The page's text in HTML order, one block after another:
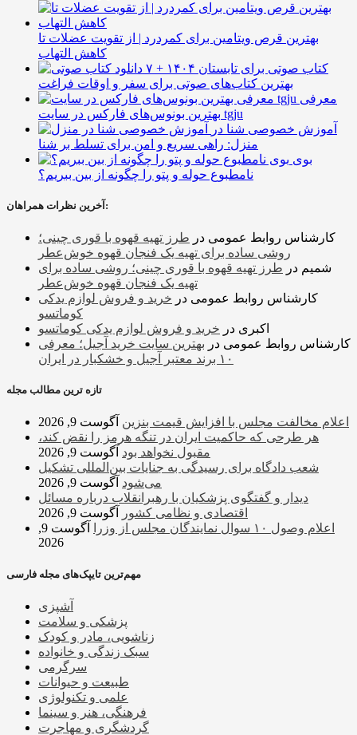
بهترین قرص ویتامین برای کمردرد | از تقویت عضلات تا
کاهش التهاب
۷ کتاب صوتی برای تابستان ۱۴۰۴ +
بهترین کتاب‌های صوتی برای سفر و اوقات فراغت
معرفی
بهترین بونوس‌های فارکس در سایت tgju
آموزش خصوصی شنا در
منزل: راهی سریع و امن برای تسلط بر شنا
بوی
نامطبوع حوله و پتو را چگونه از بین ببریم؟
آخرین نظرات همراهان:
کارشناس روابط عمومی در طرز تهیه قهوه با قوری چینی؛
روشی ساده برای تهیه یک فنجان قهوه خوش‌عطر
شمیم در طرز تهیه قهوه با قوری چینی؛ روشی ساده برای
تهیه یک فنجان قهوه خوش‌عطر
کارشناس روابط عمومی در خرید و فروش لوازم یدکی
کوماتسو
اکبری در خرید و فروش لوازم یدکی کوماتسو
کارشناس روابط عمومی در بهترین سایت خرید آجیل؛ معرفی
۱۰ برند معتبر آجیل و خشکبار در ایران
تازه ترین مطالب مجله
اعلام مخالفت مجلس با افزایش قیمت بنزین آگوست 9, 2026
هر طرحی که حاکمیت ایران در تنگه هرمز را نقض کند،
مقبول نخواهد بود آگوست 9, 2026
شعب دادگاه برای رسیدگی به جنایات بین‌المللی تشکیل
می‌شود آگوست 9, 2026
دیدار و گفتگوی پزشکیان با رهبرانقلاب درباره مسائل
اقتصادی و نظامی کشور
آگوست 9, 2026
اعلام وصول ۱۰ سوال نمایندگان مجلس از وزرا
آگوست 9,
2026
مهم‌ترین تایپک‌های مجله فارسی
آشپزی
پزشکی و سلامت
زناشویی، مادر و کودک
سبک زندگی و خانواده
سرگرمی
طبیعت و حیوانات
علمی و تکنولوژی
فرهنگی، هنر و سینما
گردشگری و مهاجرت